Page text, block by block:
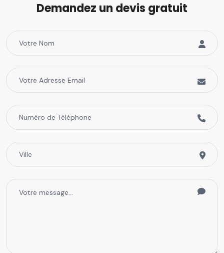
Demandez un devis gratuit